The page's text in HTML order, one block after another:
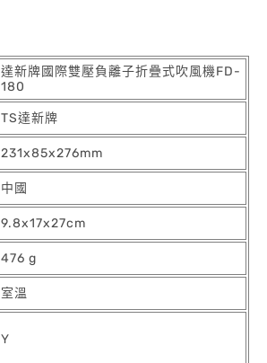
達新牌國際雙壓負離子折疊式吹風機FD-
180
TS達新牌
231x85x276mm
中國
9.8x17x27cm
476 g
室溫
Y